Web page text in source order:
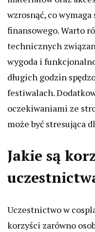
wzrosnąć, co
finansowego. Warto
technicznych
wygoda i
długich godzin
festiwalach.
oczekiwaniami ze
może być stresująca
Jakie są
Uczestnictwo w
korzyści zarówno